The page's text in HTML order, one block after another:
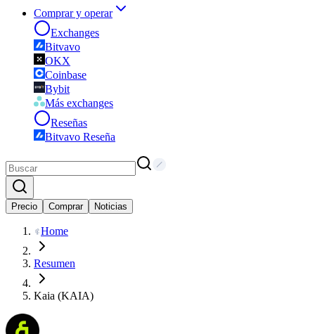
Comprar y operar
Exchanges
Bitvavo
OKX
Coinbase
Bybit
Más exchanges
Reseñas
Bitvavo Reseña
Precio Comprar Noticias
Home
Resumen
Kaia (KAIA)